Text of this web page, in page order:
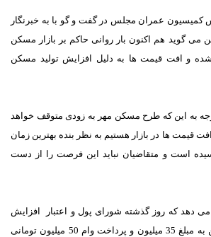
کمیسیون عمران مجلس در گفت و گو با به خبرنگار
می گوید هم اکنون بار روانی حاکم بر بازار مسکن
و افت قیمت ها به دلیل افزایش تولید مسکن
به این که طرح مسکن مهر به زودی متوقف خواهد
قیمت ها در بازار هستیم به نظر بنده بهترین زمان
است و متقاضیان نباید این فرصت را از دست
می دهد که روز گذشته شورای پول و اعتبار افزایش
وام خرید و ساخت مسکن به مبلغ 35 میلیون و پرداخت وام 50 میلیون تومانی